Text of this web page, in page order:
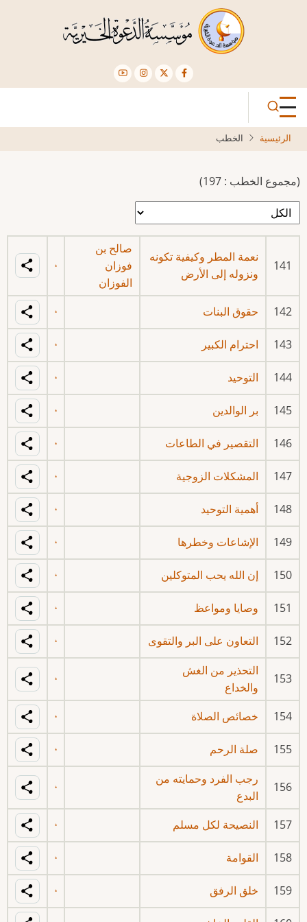
الرئيسية الخطب
(مجموع الخطب : 197)
141
نعمة المطر وكيفية تكونه
ونزوله إلى الأرض
صالح بن
فوزان
الفوزان
142
حقوق البنات
143 احترام الكبير
144 التوحيد
145 بر الوالدين
146 التقصير في الطاعات
147 المشكلات الزوجية
148 أهمية التوحيد
149 الإشاعات وخطرها
150 إن الله يحب المتوكلين
151 وصايا ومواعظ
152 التعاون على البر والتقوى
153
التحذير من الغش
والخداع
154
خصائص الصلاة
155 صلة الرحم
156
رجب الفرد وحمايته من
البدع
157
النصيحة لكل مسلم
158 القوامة
159 خلق الرفق